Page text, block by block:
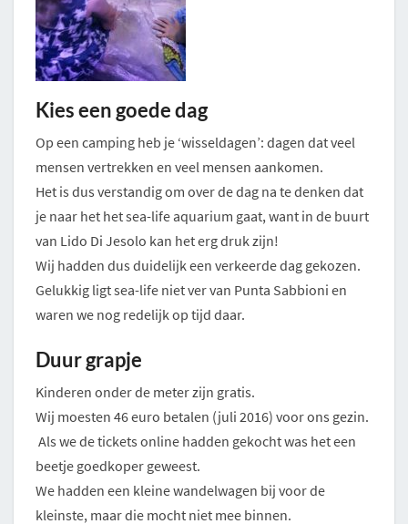
Kies een goede dag
Op een camping heb je ‘wisseldagen’: dagen dat veel
mensen vertrekken en veel mensen aankomen.
Het is dus verstandig om over de dag na te denken dat
je naar het het sea-life aquarium gaat, want in de buurt
van Lido Di Jesolo kan het erg druk zijn!
Wij hadden dus duidelijk een verkeerde dag gekozen.
Gelukkig ligt sea-life niet ver van Punta Sabbioni en
waren we nog redelijk op tijd daar.
Duur grapje
Kinderen onder de meter zijn gratis.
Wij moesten 46 euro betalen (juli 2016) voor ons gezin.
Als we de tickets online hadden gekocht was het een
beetje goedkoper geweest.
We hadden een kleine wandelwagen bij voor de
kleinste, maar die mocht niet mee binnen.